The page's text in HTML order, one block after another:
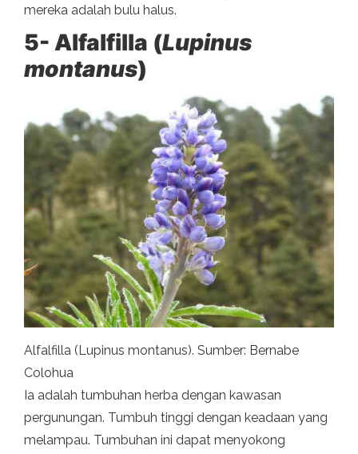
mereka adalah bulu halus.
5- Alfalfilla (Lupinus
montanus)
Alfalfilla (Lupinus montanus). Sumber: Bernabe
Colohua
Ia adalah tumbuhan herba dengan kawasan
pergunungan. Tumbuh tinggi dengan keadaan yang
melampau. Tumbuhan ini dapat menyokong